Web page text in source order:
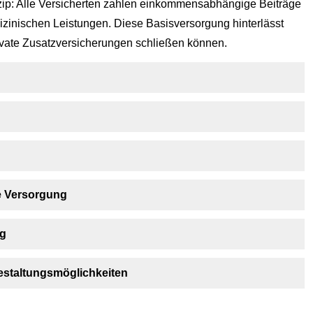
Alle Versicherten zahlen einkommensabhängige Beiträge
Leistungen. Diese Basisversorgung hinterlässt
Zusatzversicherungen schließen können.
Versorgung